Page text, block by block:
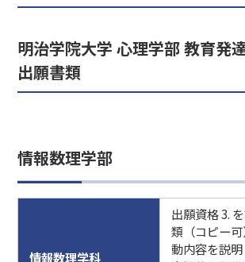
明治学院大学 心理学部 教育発
出願書類
情報数理学部
情報数理学科
出願資格 3.
類（コピー
動内容を説